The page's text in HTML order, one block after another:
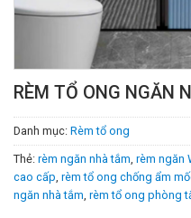
RÈM TỔ ONG NGĂN
Danh mục: Rèm tổ ong
Thẻ: rèm ngăn nhà tắm, rèm ngăn
cao cấp, rèm tổ ong chống ẩm
ngăn nhà tắm, rèm tổ ong phòng